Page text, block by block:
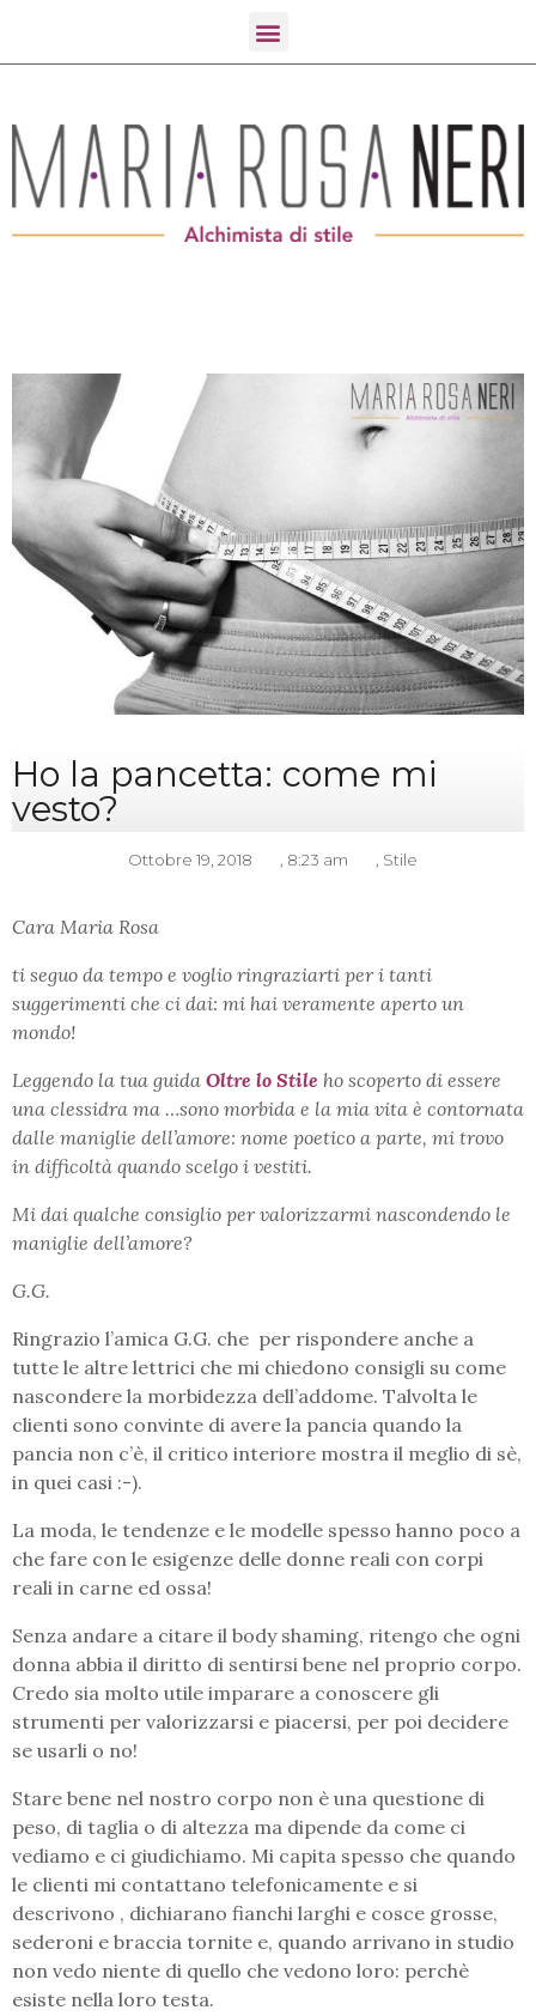
Ho la pancetta: come mi
vesto?
Ottobre 19, 2018 8:23 am Stile
Cara Maria Rosa
ti seguo da tempo e voglio ringraziarti per i tanti
suggerimenti che ci dai: mi hai veramente aperto un
mondo!
Leggendo la tua guida Oltre lo Stile ho scoperto di essere
una clessidra ma …sono morbida e la mia vita è contornata
dalle maniglie dell’amore: nome poetico a parte, mi trovo
in difficoltà quando scelgo i vestiti.
Mi dai qualche consiglio per valorizzarmi nascondendo le
maniglie dell’amore?
G.G.
Ringrazio l’amica G.G. che per rispondere anche a
tutte le altre lettrici che mi chiedono consigli su come
nascondere la morbidezza dell’addome. Talvolta le
clienti sono convinte di avere la pancia quando la
pancia non c’è, il critico interiore mostra il meglio di sè,
in quei casi :-).
La moda, le tendenze e le modelle spesso hanno poco a
che fare con le esigenze delle donne reali con corpi
reali in carne ed ossa!
Senza andare a citare il body shaming, ritengo che ogni
donna abbia il diritto di sentirsi bene nel proprio corpo.
Credo sia molto utile imparare a conoscere gli
strumenti per valorizzarsi e piacersi, per poi decidere
se usarli o no!
Stare bene nel nostro corpo non è una questione di
peso, di taglia o di altezza ma dipende da come ci
vediamo e ci giudichiamo. Mi capita spesso che quando
le clienti mi contattano telefonicamente e si
descrivono , dichiarano fianchi larghi e cosce grosse,
sederoni e braccia tornite e, quando arrivano in studio
non vedo niente di quello che vedono loro: perchè
esiste nella loro testa.